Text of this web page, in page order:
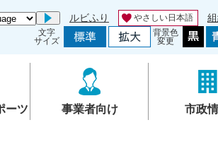
Go ルビふり やさしい日本語
文字
サイズ
背景色
変更
ーツ 事業者向け 市政